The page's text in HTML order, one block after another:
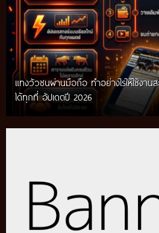
แทงวัวชนผ่านมือถือ ทำอย่างไรให้ใช้งาน
ได้ทุกที่ อัปเดตปี 2026